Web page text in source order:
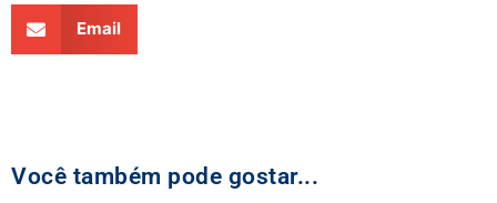
Email
Você também pode gostar...